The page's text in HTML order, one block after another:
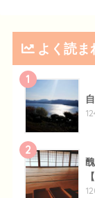
よく読ま
1
2